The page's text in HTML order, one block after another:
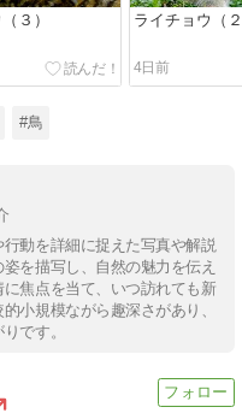
３） ライチョウ（
4日前
#鳥
動を詳細に捉えた写真や解説
を描写し、自然の魅力を伝え
焦点を当て、いつ訪れても新
小規模ながら趣深さがあり、
です。